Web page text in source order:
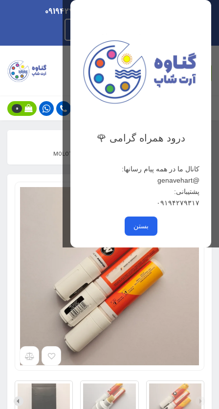
درود همراه گرامی 🌹
کانال ما در همه پیام رسانها:
@genavehart
پشتیبانی:
۰۹۱۹۴۲۷۹۳۱۷
بستن
جستجو
0
فهرست محصولات